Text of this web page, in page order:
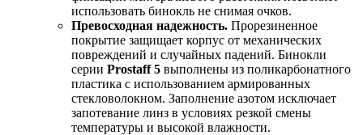
использовать бинокль не снимая очков.
Превосходная надежность. Прорезиненное
покрытие защищает корпус от механических
повреждений и случайных падений. Бинокли
серии Prostaff 5 выполнены из поликарбонатного
пластика с использованием армированных
стекловолокном. Заполнение азотом исключает
запотевание линз в условиях резкой смены
температуры и высокой влажности.